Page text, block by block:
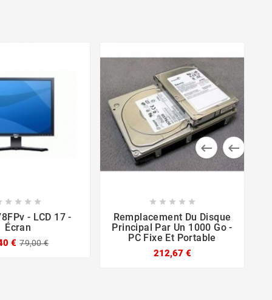
 

   
- LCD 17 -
Écran
€ 79,00 €

    
Remplacement Du Disque
Principal Par Un 1000 Go -
PC Fixe Et Portable
212,67 €